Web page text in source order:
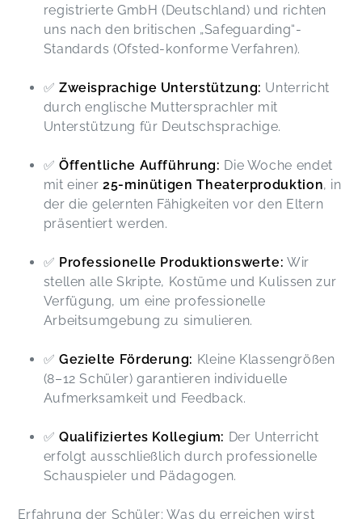
registrierte GmbH (Deutschland) und richten
uns nach den britischen „Safeguarding“-
Standards (Ofsted-konforme Verfahren).
✅ Zweisprachige Unterstützung: Unterricht
durch englische Muttersprachler mit
Unterstützung für Deutschsprachige.
✅ Öffentliche Aufführung: Die Woche endet
mit einer25-minütigen Theaterproduktion, in
der die gelernten Fähigkeiten vor den Eltern
präsentiert werden.
✅ Professionelle Produktionswerte: Wir
stellen alle Skripte, Kostüme und Kulissen zur
Verfügung, um eine professionelle
Arbeitsumgebung zu simulieren.
✅ Gezielte Förderung: Kleine Klassengrößen
(8–12 Schüler) garantieren individuelle
Aufmerksamkeit und Feedback.
✅ Qualifiziertes Kollegium: Der Unterricht
erfolgt ausschließlich durch professionelle
Schauspieler und Pädagogen.
Erfahrung der Schüler: Was du erreichen wirst